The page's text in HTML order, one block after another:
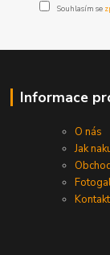
Souhlasím se
Informace
O nás
Jak